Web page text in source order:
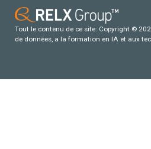
Tout le contenu de ce site: Copyright ©
de données, a la formation en IA et aux